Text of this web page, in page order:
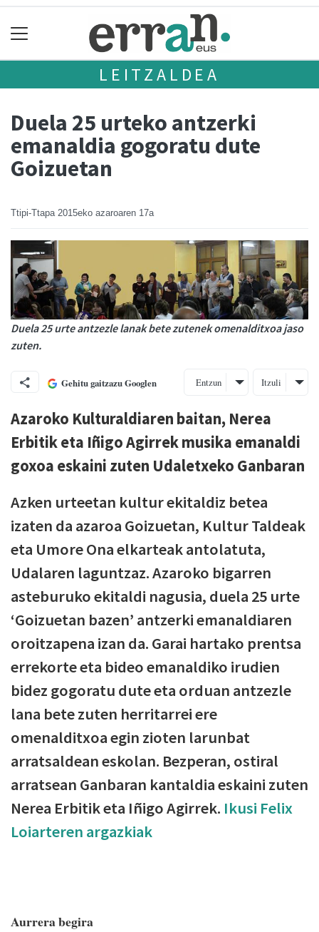
LEITZALDEA
Duela 25 urteko antzerki
emanaldia gogoratu dute
Goizuetan
Ttipi-Ttapa 2015eko azaroaren 17a
Duela 25 urte antzezle lanak bete zutenek omenalditxoa jaso
zuten.
Gehitu gaitzazu Googlen Entzun Itzuli
Azaroko Kulturaldiaren baitan, Nerea
Erbitik eta Iñigo Agirrek musika emanaldi
goxoa eskaini zuten Udaletxeko Ganbaran
Azken urteetan kultur ekitaldiz betea
izaten da azaroa Goizuetan, Kultur Taldeak
eta Umore Ona elkarteak antolatuta,
Udalaren laguntzaz. Azaroko bigarren
asteburuko ekitaldi nagusia, duela 25 urte
‘Goizuetan bazen’ antzerki emanaldiaren
oroitzapena izan da. Garai hartako prentsa
errekorte eta bideo emanaldiko irudien
bidez gogoratu dute eta orduan antzezle
lana bete zuten herritarrei ere
omenalditxoa egin zioten larunbat
arratsaldean eskolan. Bezperan, ostiral
arratsean Ganbaran kantaldia eskaini zuten
Nerea Erbitik eta Iñigo Agirrek. Ikusi Felix
Loiarteren argazkiak
Aurrera begira